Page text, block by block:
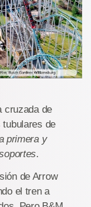
cruzada de
de
primera y
.
de Arrow
el tren a